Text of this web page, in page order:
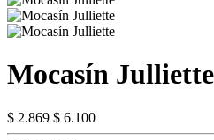
Mocasín Julliette
$ 2.869 $ 6.100